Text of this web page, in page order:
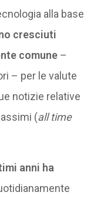
alla base
cresciuti
comune–
– per le valute
notizie relative
(all time
anni ha